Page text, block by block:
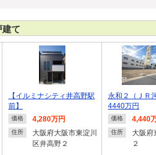
建て
【イルミナシティ井高野駅
前】
価格 4,280万円
住所
大阪府大阪市東淀川
区井高野２
永和２（ＪＲ
4440万円
価格 4,440
住所
大阪府
２